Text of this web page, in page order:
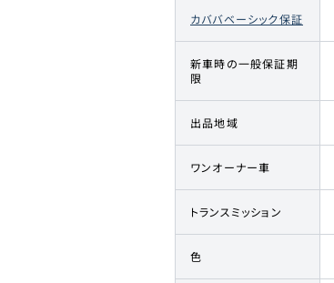
カババベーシック保証
新車時の一般保証期
限
出品地域
ワンオーナー車
トランスミッション
色